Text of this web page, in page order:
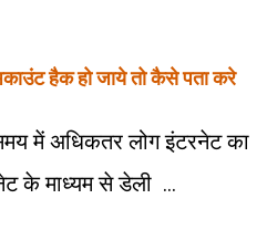
हैक हो जाये तो कैसे पता करे
में अधिकतर लोग इंटरनेट का
के माध्यम से डेली ...